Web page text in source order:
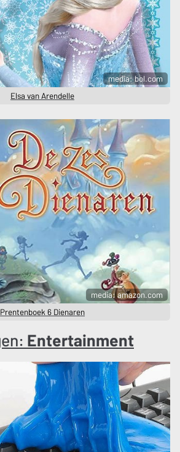
media: bol.com
Elsa van Arendelle
media: amazon.com
Prentenboek 6 Dienaren
Entertainment